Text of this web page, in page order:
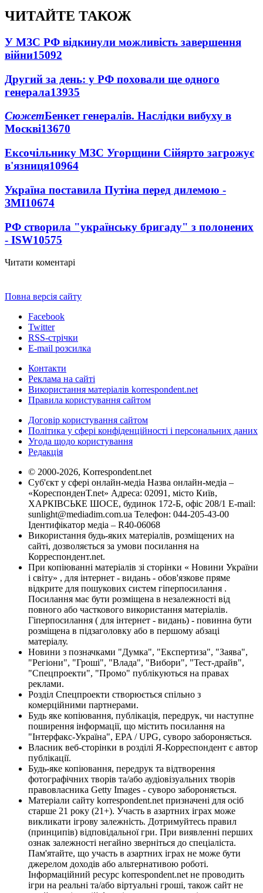
ЧИТАЙТЕ ТАКОЖ
У МЗС РФ відкинули можливість завершення
війни15092
Другий за день: у РФ поховали ще одного
генерала13935
СюжетБенкет генералів. Наслідки вибуху в
Москві13670
Ексочільнику МЗС Угорщини Сійярто загрожує
в'язниця10964
Україна поставила Путіна перед дилемою -
ЗМІ10674
РФ створила "українську бригаду" з полонених
- ISW10575
Читати коментарі
Повна версія сайту
Facebook
Twitter
RSS-стрічки
E-mail розсилка
Контакти
Реклама на сайті
Використання матеріалів korrespondent.net
Правила користування сайтом
Договір користування сайтом
Політика у сфері конфіденційності і персональних даних
Угода щодо користування
Редакція
© 2000-2026, Korrespondent.net
Суб'єкт у сфері онлайн-медіа Назва онлайн-медіа –
«КореспонденТ.net» Адреса: 02091, місто Київ,
ХАРКІВСЬКЕ ШОСЕ, будинок 172-Б, офіс 208/1 E-mail:
sunlight@mediadim.com.ua Телефон: 044-205-43-00
Ідентифікатор медіа – R40-06068
Використання будь-яких матеріалів, розміщених на
сайті, дозволяється за умови посилання на
Корреспондент.net.
При копіюванні матеріалів зі сторінки « Новини України
і світу» , для інтернет - видань - обов'язкове пряме
відкрите для пошукових систем гіперпосилання .
Посилання має бути розміщена в незалежності від
повного або часткового використання матеріалів.
Гіперпосилання ( для інтернет - видань) - повинна бути
розміщена в підзаголовку або в першому абзаці
матеріалу.
Новини з позначками "Думка", "Експертиза", "Заява",
"Регіони", "Гроші", "Влада", "Вибори", "Тест-драйв",
"Спецпроекти", "Промо" публікуються на правах
реклами.
Розділ Спецпроекти створюється спільно з
комерційними партнерами.
Будь яке копіювання, публікація, передрук, чи наступне
поширення інформації, що містить посилання на
"Інтерфакс-Україна", EPA / UPG, суворо забороняється.
Власник веб-сторінки в розділі Я-Корреспондент є автор
публікації.
Будь-яке копіювання, передрук та відтворення
фотографічних творів та/або аудіовізуальних творів
правовласника Getty Images - суворо забороняється.
Матеріали сайту korrespondent.net призначені для осіб
старше 21 року (21+). Участь в азартних іграх може
викликати ігрову залежність. Дотримуйтесь правил
(принципів) відповідальної гри. При виявленні перших
ознак залежності негайно зверніться до спеціаліста.
Пам'ятайте, що участь в азартних іграх не може бути
джерелом доходів або альтернативою роботі.
Інформаційний ресурс korrespondent.net не проводить
ігри на реальні та/або віртуальні гроші, також сайт не